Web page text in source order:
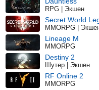
RPG | Экшен
Secret World
MMORPG |
Lineage M
MMORPG
Destiny 2
Шутер | Экшен
RF Online 2
MMORPG